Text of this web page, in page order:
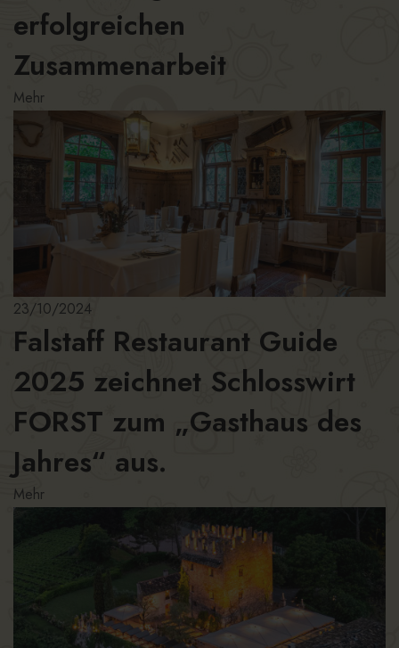
erfolgreichen
Zusammenarbeit
Mehr
23/10/2024
Falstaff Restaurant Guide
2025 zeichnet Schlosswirt
FORST zum „Gasthaus des
Jahres“ aus.
Mehr